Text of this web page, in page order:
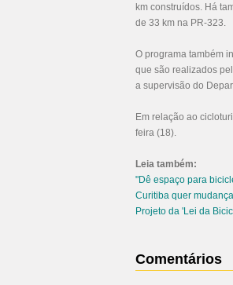
km construídos. Há
de 33 km na PR-323.
O programa também
que são realizados
a supervisão do
Em relação ao
feira (18).
Leia também:
"Dê espaço para
Curitiba quer
Projeto da 'Lei da
Comentários